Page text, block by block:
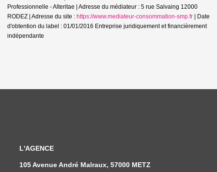
Professionnelle - Alteritae | Adresse du médiateur : 5 rue Salvaing 12000
RODEZ | Adresse du site : https://www.mediateur-consommation-smp.fr | Date
d'obtention du label : 01/01/2016 Entreprise juridiquement et financièrement
indépendante
L'AGENCE
105 Avenue André Malraux, 57000 METZ